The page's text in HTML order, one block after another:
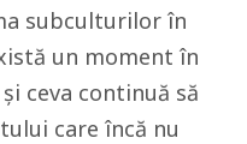
subculturilor în
un moment în
ceva continuă să
care încă nu